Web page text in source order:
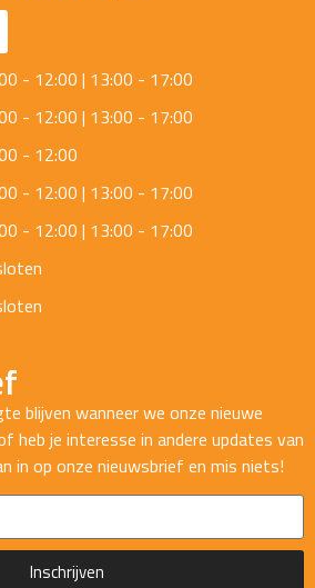
- 12:00 | 13:00 - 17:00
- 12:00 | 13:00 - 17:00
- 12:00
- 12:00 | 13:00 - 17:00
- 12:00 | 13:00 - 17:00
blijven wanneer we onze nieuwe
heb je interesse in andere updates van
in op onze nieuwsbrief en mis niets!
Inschrijven